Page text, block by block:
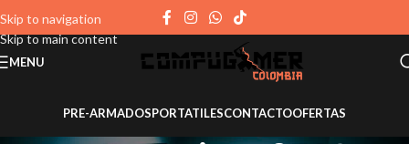
Skip to navigation
Skip to main content
MENU
PRE-ARMADOSPORTATILESCONTACTOOFERTAS